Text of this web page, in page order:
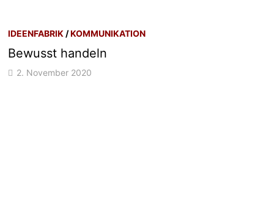
IDEENFABRIK /KOMMUNIKATION
Bewusst handeln
2. November 2020